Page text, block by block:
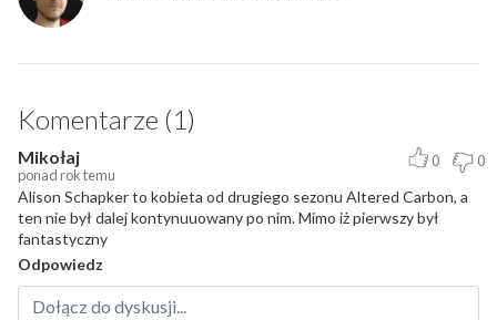
Komentarze (1)
Mikołaj
ponad rok temu
0 0
Alison Schapker to kobieta od drugiego sezonu Altered Carbon, a
ten nie był dalej kontynuuowany po nim. Mimo iż pierwszy był
fantastyczny
Odpowiedz